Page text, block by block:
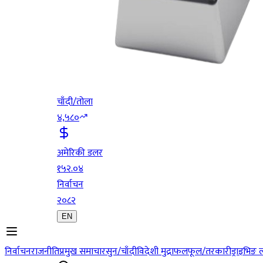
चाँदी/तोला
४,५८०
अमेरिकी डलर
१५२.०४
निर्वाचन
२०८२
EN
निर्वाचनराजनीतिप्रमुख समाचारसुन/चाँदीविदेशी मुद्राफलफूल/तरकारी